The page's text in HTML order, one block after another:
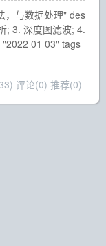
，与数据处理" des
; 3. 深度图滤波; 4.
01 03" tags
评论(0) 推荐(0)